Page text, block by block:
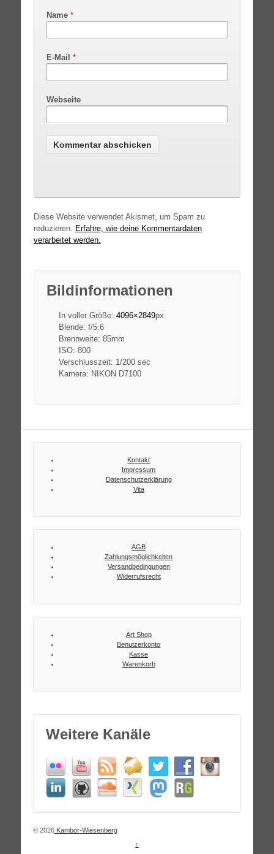
Name *
E-Mail *
Webseite
Diese Website verwendet Akismet, um Spam zu
reduzieren. Erfahre, wie deine Kommentardaten
verarbeitet werden.
Bildinformationen
In voller Größe: 4096×2849px
Blende: f/5.6
Brennweite: 85mm
ISO: 800
Verschlusszeit: 1/200 sec
Kamera: NIKON D7100
Kontakt
Impressum
Datenschutzerklärung
Vita
AGB
Zahlungsmöglichkeiten
Versandbedingungen
Widerrufsrecht
Art Shop
Benutzerkonto
Kasse
Warenkorb
Weitere Kanäle
© 2026Kambor-Wiesenberg
↑